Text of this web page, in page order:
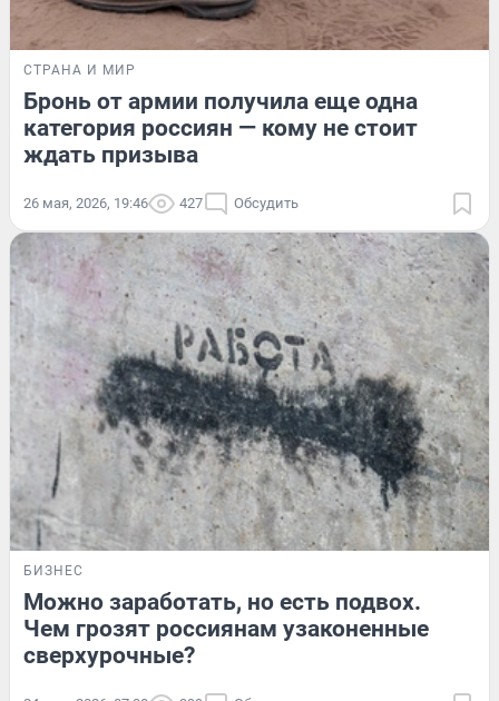
СТРАНА И МИР
Бронь от армии получила еще одна
категория россиян — кому не стоит
ждать призыва
26 мая, 2026, 19:46 427 Обсудить
БИЗНЕС
Можно заработать, но есть подвох.
Чем грозят россиянам узаконенные
сверхурочные?